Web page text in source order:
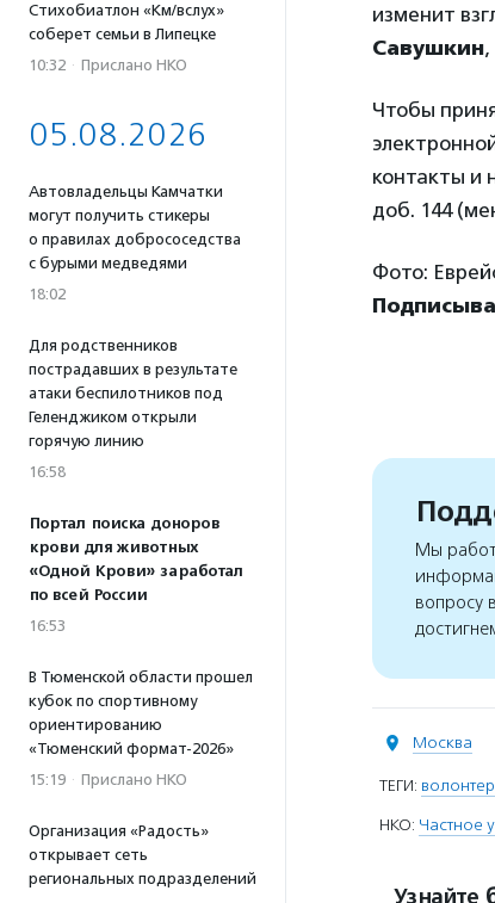
Стихобиатлон «Км/вслух»
соберет семьи в Липецке
10:32 · Прислано НКО
05.08.2026
Автовладельцы Камчатки
могут получить стикеры
о правилах добрососедства
с бурыми медведями
18:02
Для родственников
пострадавших в результате
атаки беспилотников под
Геленджиком открыли
горячую линию
16:58
Портал поиска доноров
крови для животных
«Одной Крови» заработал
по всей России
16:53
В Тюменской области прошел
кубок по спортивному
ориентированию
«Тюменский формат-2026»
15:19 · Прислано НКО
Организация «Радость»
открывает сеть
региональных подразделений
изменит
Савушкин,
Чтобы
контакты и
доб. 144
Фото:
Мы
вопросу
Москва
ТЕГИ:
НКО: Частное
Узнайте